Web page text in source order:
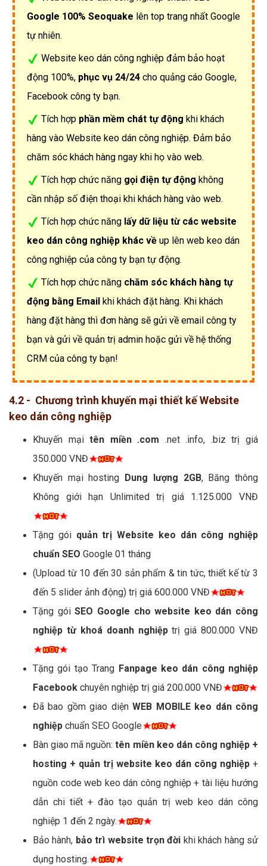
Google 100% Seoquake lên top trang nhất Google
tự nhiên.
Website keo dán công nghiệp đảm bảo hoạt
động 100%, phục vụ 24/24 cho quảng cáo Google,
Facebook công ty bạn.
Tích hợp phần mềm chát tự động khi khách
hàng vào Website keo dán công nghiệp. Đảm bảo
chăm sóc khách hàng ngay khi họ vào web.
Tích hợp chức năng gọi điện tự động không
cần nhập số điện thoại khi khách hàng vào web.
Tích hợp chức năng lấy dữ liệu từ các website
keo dán công nghiệp khác về up lên web keo dán
công nghiệp của công ty bạn tự động.
Tích hợp chức năng chăm sóc khách hàng tự
động bằng Email khi khách đặt hàng. Khi khách
hàng đặt hàng thì đơn hàng sẽ gửi về email công ty
bạn và gửi về quản trị admin hoặc gửi về hệ thống
CRM của công ty bạn!
4.2 - Chương trình khuyến mại thiết kế Website
keo dán công nghiệp
Khuyến mạitên miền .com .net .info, .biz trị giá
350.000 VNĐ
Khuyến mại hosting Dung lượng 2GB, Băng thông
Không giới hạn Unlimited trị giá 1.125.000 VNĐ
Tặng gói quản trị Website keo dán công nghiệp
chuẩn SEO Google 01 tháng
(Upload từ 10 đến 30 sản phẩm & tin tức, thiết kế từ 3
đến 5 slider ảnh động) trị giá 600.000 VNĐ
Tặng góiSEO Google cho website keo dán công
nghiệp từ khoá doanh nghiệptrị giá 800.000 VNĐ
Tặng gói tạo Trang Fanpage keo dán công nghiệp
Facebook chuyên nghiệp trị giá 200.000 VNĐ
Đã bao gồm giao diệnWEB MOBILE keo dán công
nghiệp chuẩn SEO Google
Bàn giao mã nguồn:tên miền keo dán công nghiệp +
hosting + quản trị website keo dán công nghiệp +
nguồn code web keo dán công nghiệp + tài liệu hướng
dẫn chi tiết + đào tạo quản trị web keo dán công
nghiệp 1 đến 2 ngày.
Bảo hành, bảo trì website trọn đời khi khách hàng sử
dụng hosting.